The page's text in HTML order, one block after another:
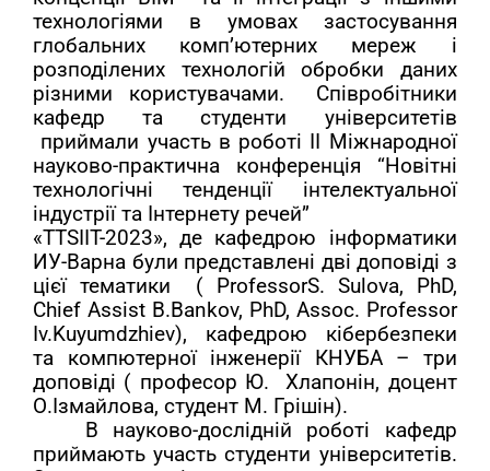
технологіями в умовах застосування
глобальних комп’ютерних мереж і
розподілених технологій обробки даних
різними користувачами. Співробітники
кафедр та студенти університетів
приймали участь в роботі ІІ
Міжнародної
науково-практична конференція “Новітні
технологічні тенденції інтелектуальної
індустрії та Інтернету речей”
«TTSIIT-2023», де кафедрою інформатики
ИУ-Варна були представлені дві доповіді з
цієї тематики ( ProfessorS. Sulova, PhD,
Chief Assist B.Bankov, PhD, Assoc. Professor
Iv.Kuyumdzhiev), кафедрою кібербезпеки
та компютерної інженерії КНУБА – три
доповіді ( професор Ю. Хлапонін, доцент
О.Ізмайлова, студент М. Грішін).
В науково-дослідній роботі кафедр
приймають участь студенти університетів.